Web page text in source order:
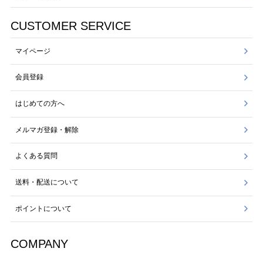
CUSTOMER SERVICE
マイページ
会員登録
はじめての方へ
メルマガ登録・解除
よくある質問
送料・配送について
ポイントについて
COMPANY